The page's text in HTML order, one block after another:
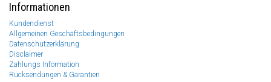
Informationen
Kundendienst
Allgemeinen Geschäftsbedingungen
Datenschutzerklärung
Disclaimer
Zahlungs Information
Rücksendungen & Garantien